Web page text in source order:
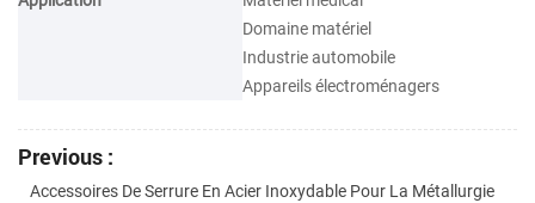
Domaine matériel
Industrie automobile
Appareils électroménagers
Previous :
Accessoires De Serrure En Acier Inoxydable Pour La Métallurgie